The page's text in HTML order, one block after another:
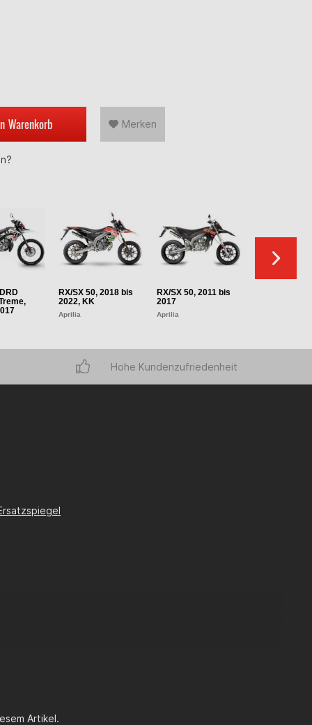
Warenkorb Merken
RX/SX 50, 2018 bis
2022, KK
Aprilia
RX/SX 50, 2011 bis
2017
Aprilia
Hohe Kundenzufriedenheit
Artikel.